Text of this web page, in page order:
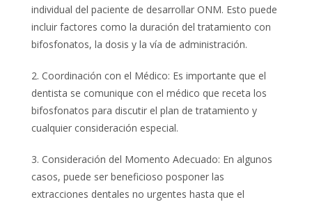
individual del paciente de desarrollar ONM. Esto puede
incluir factores como la duración del tratamiento con
bifosfonatos, la dosis y la vía de administración.
2. Coordinación con el Médico: Es importante que el
dentista se comunique con el médico que receta los
bifosfonatos para discutir el plan de tratamiento y
cualquier consideración especial.
3. Consideración del Momento Adecuado: En algunos
casos, puede ser beneficioso posponer las
extracciones dentales no urgentes hasta que el